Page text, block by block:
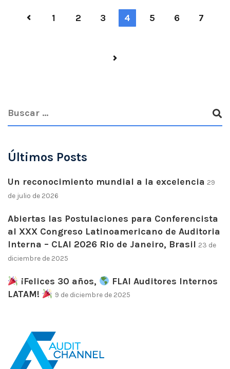
1 2 3 4 5 6 7
Últimos Posts
Un reconocimiento mundial a la excelencia 29
de julio de 2026
Abiertas las Postulaciones para Conferencista
al XXX Congreso Latinoamericano de Auditoria
Interna – CLAI 2026 Rio de Janeiro, Brasil 23 de
diciembre de 2025
¡Felices 30 años,
FLAI Auditores Internos
LATAM!
9 de diciembre de 2025